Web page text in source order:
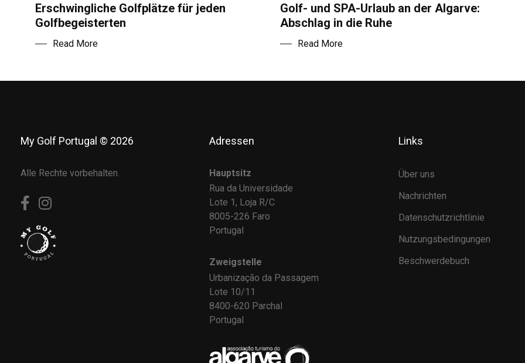
Erschwingliche Golfplätze für jeden
Golfbegeisterten
Read More
Golf- und SPA-Urlaub an der Algarve:
Abschlag in die Ruhe
Read More
My Golf Portugal © 2026
Alle Rechte vorbehalten.
Adressen
Hauptsitz
Rua da Universidade
Lote 1, Loja R/C
8005-226 Faro
Portugal
Zweigstelle
Urbanização da Passagem
Lote 10/11
8400-620 Parchal
Portugal
Links
Über uns
Nachrichten
Datenschutzrichtlinie
Nutzungsbedingungen
Beschwerdebuch